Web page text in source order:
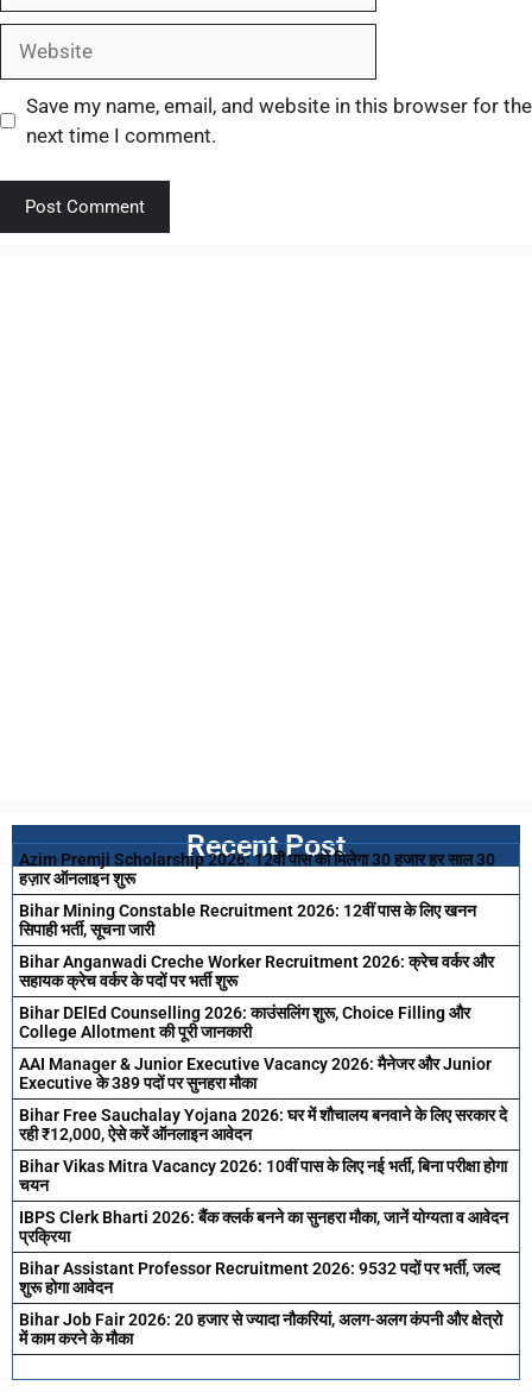
Save my name, email, and website in this browser for the
next time I comment.
Recent Post
Azim Premji Scholarship 2026: 12वी पास को मिलेगा 30 हजार हर साल 30
हज़ार ऑनलाइन शुरू
Bihar Mining Constable Recruitment 2026: 12वीं पास के लिए खनन
सिपाही भर्ती, सूचना जारी
Bihar Anganwadi Creche Worker Recruitment 2026: क्रेच वर्कर और
सहायक क्रेच वर्कर के पदों पर भर्ती शुरू
Bihar DElEd Counselling 2026: काउंसलिंग शुरू, Choice Filling और
College Allotment की पूरी जानकारी
AAI Manager & Junior Executive Vacancy 2026: मैनेजर और Junior
Executive के 389 पदों पर सुनहरा मौका
Bihar Free Sauchalay Yojana 2026: घर में शौचालय बनवाने के लिए सरकार दे
रही ₹12,000, ऐसे करें ऑनलाइन आवेदन
Bihar Vikas Mitra Vacancy 2026: 10वीं पास के लिए नई भर्ती, बिना परीक्षा होगा
चयन
IBPS Clerk Bharti 2026: बैंक क्लर्क बनने का सुनहरा मौका, जानें योग्यता व आवेदन
प्रक्रिया
Bihar Assistant Professor Recruitment 2026: 9532 पदों पर भर्ती, जल्द
शुरू होगा आवेदन
Bihar Job Fair 2026: 20 हजार से ज्यादा नौकरियां, अलग-अलग कंपनी और क्षेत्रो
में काम करने के मौका